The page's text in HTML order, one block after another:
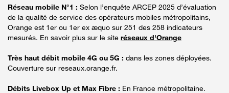
Réseau mobile N°1 : Selon l’enquête ARCEP 2025 d’évaluation
de la qualité de service des opérateurs mobiles métropolitains,
Orange est 1er ou 1er ex æquo sur 251 des 258 indicateurs
mesurés. En savoir plus sur le site réseaux d'Orange
Très haut débit mobile 4G ou 5G : dans les zones déployées.
Couverture sur reseaux.orange.fr.
Débits Livebox Up et Max Fibre : En France métropolitaine.